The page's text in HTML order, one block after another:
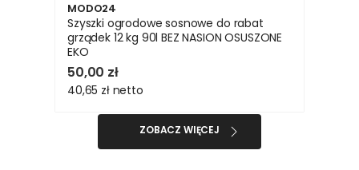
MODO24
Szyszki ogrodowe sosnowe do rabat
grządek 12 kg 90l BEZ NASION OSUSZONE
EKO
50,00 zł
40,65 zł netto
ZOBACZ WIĘCEJ